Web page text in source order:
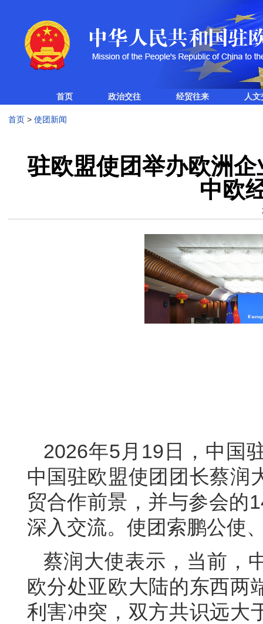
首页 政治交往 经贸往来 人
首页> 使团新闻
驻欧盟使团举办欧洲
中欧
2026年5月19日，中国
中国驻欧盟使团团长蔡润
贸合作前景，并与参会的
深入交流。使团索鹏公使
蔡润大使表示，当前，
欧分处亚欧大陆的东西两
利害冲突，双方共识远大